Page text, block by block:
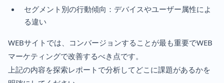
セグメント別の行動傾向：デバイスやユーザー属性によ
る違い
WEBサイトでは、コンバージョンすることが最も重要でWEB
マーケティングで改善するべき点です。
上記の内容を探索レポートで分析してどこに課題があるかを